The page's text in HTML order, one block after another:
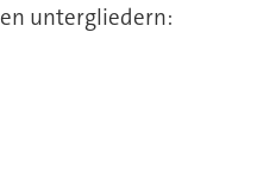
untergliedern: